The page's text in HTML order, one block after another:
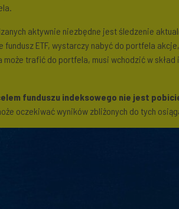
aktywnie niezbędne jest śledzenie
fundusz ETF, wystarczy nabyć do portfela
trafić do portfela, musi wchodzić w
funduszu indeksowego nie jest
oczekiwać wyników zbliżonych do tych